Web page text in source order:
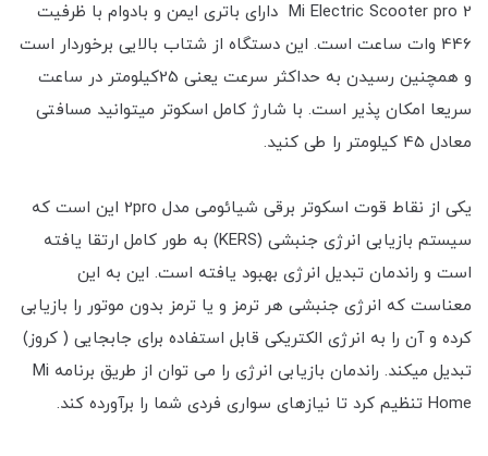
Mi Electric Scooter pro 2 دارای باتری ایمن و بادوام با ظرفیت
446 وات ساعت است. این دستگاه از شتاب بالایی برخوردار است
و همچنین رسیدن به حداکثر سرعت یعنی 25کیلومتر در ساعت
سریعا امکان پذیر است. با شارژ کامل اسکوتر میتوانید مسافتی
معادل 45 کیلومتر را طی کنید.
یکی از نقاط قوت اسکوتر برقی شیائومی مدل 2pro این است که
سیستم بازیابی انرژی جنبشی (KERS) به طور کامل ارتقا یافته
است و راندمان تبدیل انرژی بهبود یافته است. این به این
معناست که انرژی جنبشی هر ترمز و یا ترمز بدون موتور را بازیابی
کرده و آن را به انرژی الکتریکی قابل استفاده برای جابجایی ( کروز)
تبدیل میکند. راندمان بازیابی انرژی را می توان از طریق برنامه Mi
Home تنظیم کرد تا نیازهای سواری فردی شما را برآورده کند.